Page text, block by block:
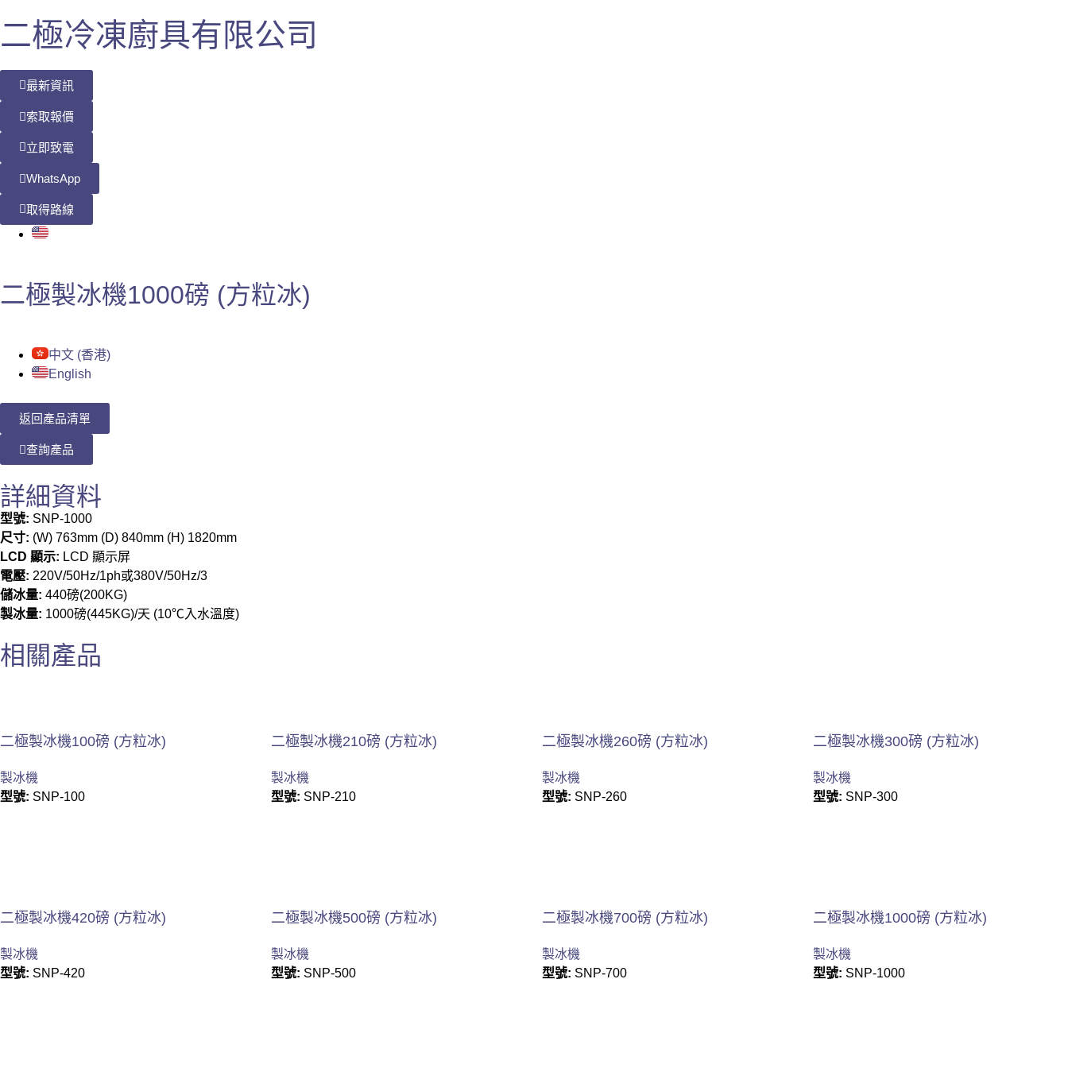
二極冷凍廚具有限公司
最新資訊
索取報價
立即致電
WhatsApp
取得路線
二極製冰機1000磅 (方粒冰)
中文 (香港)
English
返回產品清單
查詢產品
詳細資料
型號: SNP-1000
尺寸: (W) 763mm (D) 840mm (H) 1820mm
LCD 顯示: LCD 顯示屏
電壓: 220V/50Hz/1ph或380V/50Hz/3
儲冰量: 440磅(200KG)
製冰量: 1000磅(445KG)/天 (10℃入水溫度)
相關產品
二極製冰機100磅 (方粒冰)
製冰機
型號: SNP-100
二極製冰機210磅 (方粒冰)
製冰機
型號: SNP-210
二極製冰機260磅 (方粒冰)
製冰機
型號: SNP-260
二極製冰機300磅 (方粒冰)
製冰機
型號: SNP-300
二極製冰機420磅 (方粒冰)
製冰機
型號: SNP-420
二極製冰機500磅 (方粒冰)
製冰機
型號: SNP-500
二極製冰機700磅 (方粒冰)
製冰機
型號: SNP-700
二極製冰機1000磅 (方粒冰)
製冰機
型號: SNP-1000